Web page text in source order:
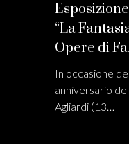
“La
Opere di
In occasione
anniversario
Agliardi (13…